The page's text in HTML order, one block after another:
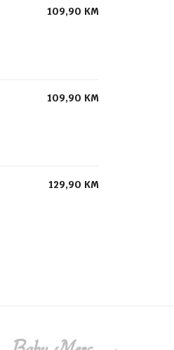
109,90 KM
109,90 KM
129,90 KM